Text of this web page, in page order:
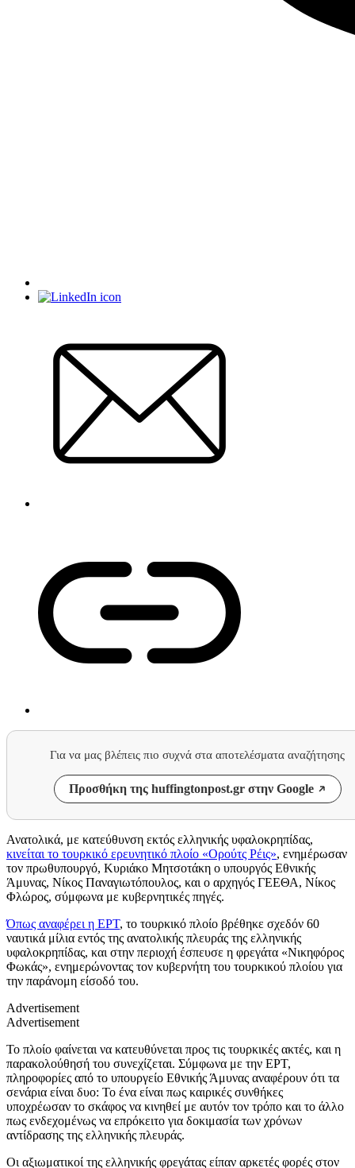
Για να μας βλέπεις πιο συχνά στα αποτελέσματα αναζήτησης
Προσθήκη της huffingtonpost.gr στην Google
Ανατολικά, με κατεύθυνση εκτός ελληνικής υφαλοκρηπίδας,
κινείται το τουρκικό ερευνητικό πλοίο «Ορούτς Ρέις», ενημέρωσαν
τον πρωθυπουργό, Κυριάκο Μητσοτάκη ο υπουργός Εθνικής
Άμυνας, Νίκος Παναγιωτόπουλος, και ο αρχηγός ΓΕΕΘΑ, Νίκος
Φλώρος, σύμφωνα με κυβερνητικές πηγές.
Όπως αναφέρει η ΕΡΤ, το τουρκικό πλοίο βρέθηκε σχεδόν 60
ναυτικά μίλια εντός της ανατολικής πλευράς της ελληνικής
υφαλοκρηπίδας, και στην περιοχή έσπευσε η φρεγάτα «Νικηφόρος
Φωκάς», ενημερώνοντας τον κυβερνήτη του τουρκικού πλοίου για
την παράνομη είσοδό του.
Advertisement
Advertisement
Το πλοίο φαίνεται να κατευθύνεται προς τις τουρκικές ακτές, και η
παρακολούθησή του συνεχίζεται. Σύμφωνα με την ΕΡΤ,
πληροφορίες από το υπουργείο Εθνικής Άμυνας αναφέρουν ότι τα
σενάρια είναι δυο: Το ένα είναι πως καιρικές συνθήκες
υποχρέωσαν το σκάφος να κινηθεί με αυτόν τον τρόπο και το άλλο
πως ενδεχομένως να επρόκειτο για δοκιμασία των χρόνων
αντίδρασης της ελληνικής πλευράς.
Οι αξιωματικοί της ελληνικής φρεγάτας είπαν αρκετές φορές στον